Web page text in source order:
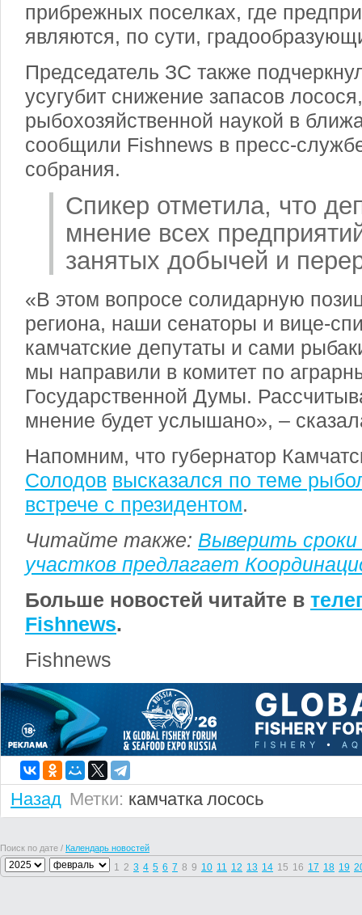
прибрежных поселках, где
являются, по сути,
Председатель ЗС также
усугубит снижение запасов
рыбохозяйственной наукой в
сообщили Fishnews в пресс-
собрания.
Спикер отметила, что
мнение всех
занятых добычей и
«В этом вопросе солидарную
региона, наши сенаторы и вице-
камчатские депутаты и сами
мы направили в комитет по
Государственной Думы.
мнение будет услышано», –
Напомним, что губернатор
Солодов высказался по теме
встрече с президентом.
Читайте также: Выверить сроки
участков предлагает
Больше новостей читайте в
Fishnews.
Fishnews
Назад Метки: камчатка лосось
Поиск по дате / Календарь новостей
1 2 3 4 5 6 7 8 9 10 11 12 13 14 15 16 17 18 19